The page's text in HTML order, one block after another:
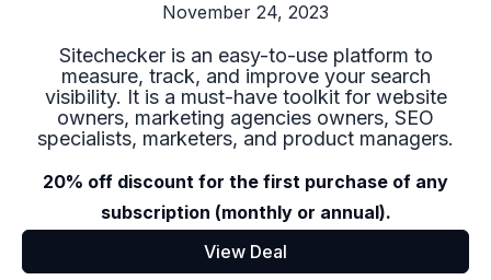
November 24, 2023
Sitechecker is an easy-to-use platform to
measure, track, and improve your search
visibility. It is a must-have toolkit for website
owners, marketing agencies owners, SEO
specialists, marketers, and product managers.
20% off discount for the first purchase of any
subscription (monthly or annual).
View Deal